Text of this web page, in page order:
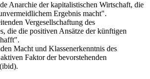
Anarchie der kapitalistischen Wirtschaft, die
Ergebnis macht".
Vergesellschaftung des
die die positiven Ansätze der künftigen
Macht und Klassenerkenntnis des
Faktor der bevorstehenden